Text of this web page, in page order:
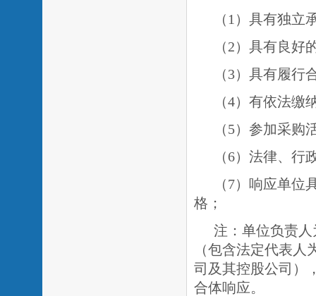
（ 1）具有独立
（2）具有良好
（3）具有履行
（4）有依法缴
（5）参加采购
（6）法律、行
（7） 响应单位
格 ；
注：单位负责
（包含法定代表
司及其控股公司）
合体响应。